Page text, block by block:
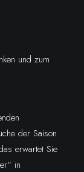
und zum
der Saison
erwartet Sie
in